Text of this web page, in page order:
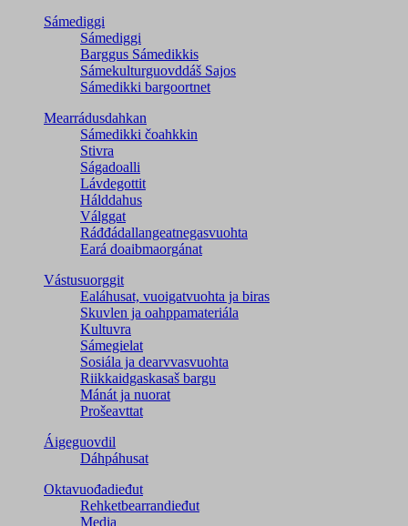
Sámediggi
Sámediggi
Barggus Sámedikkis
Sámekulturguovddáš Sajos
Sámedikki bargoortnet
Mearrádusdahkan
Sámedikki čoahkkin
Stivra
Ságadoalli
Lávdegottit
Hálddahus
Válggat
Ráđđádallangeatnegas­vuohta
Eará doaibmaorgánat
Vástusuorggit
Ealáhusat, vuoigatvuohta ja biras
Skuvlen ja oahppamateriála
Kultuvra
Sámegielat
Sosiála ja dearvvasvuohta
Riikkaidgaskasaš bargu
Mánát ja nuorat
Prošeavttat
Áigeguovdil
Dáhpáhusat
Oktavuođadieđut
Rehketbearrandieđut
Media